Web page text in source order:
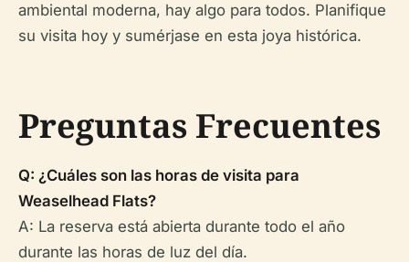
ambiental moderna, hay algo para todos. Planifique
su visita hoy y sumérjase en esta joya histórica.
Preguntas Frecuentes
Q: ¿Cuáles son las horas de visita para
Weaselhead Flats?
A: La reserva está abierta durante todo el año
durante las horas de luz del día.